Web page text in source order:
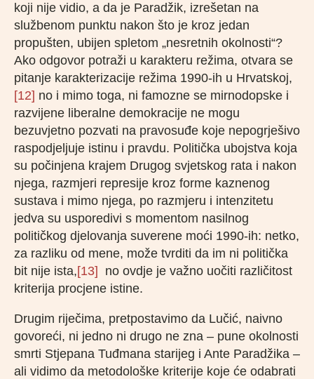
koji nije vidio, a da je Paradžik, izrešetan na
službenom punktu nakon što je kroz jedan
propušten, ubijen spletom „nesretnih okolnosti“?
Ako odgovor potraži u karakteru režima, otvara se
pitanje karakterizacije režima 1990-ih u Hrvatskoj,
[12] no i mimo toga, ni famozne se mirnodopske i
razvijene liberalne demokracije ne mogu
bezuvjetno pozvati na pravosuđe koje nepogrješivo
raspodjeljuje istinu i pravdu. Politička ubojstva koja
su počinjena krajem Drugog svjetskog rata i nakon
njega, razmjeri represije kroz forme kaznenog
sustava i mimo njega, po razmjeru i intenzitetu
jedva su usporedivi s momentom nasilnog
političkog djelovanja suverene moći 1990-ih: netko,
za razliku od mene, može tvrditi da im ni politička
bit nije ista,[13] no ovdje je važno uočiti različitost
kriterija procjene istine.
Drugim riječima, pretpostavimo da Lučić, naivno
govoreći, ni jedno ni drugo ne zna – pune okolnosti
smrti Stjepana Tuđmana starijeg i Ante Paradžika –
ali vidimo da metodološke kriterije koje će odabrati